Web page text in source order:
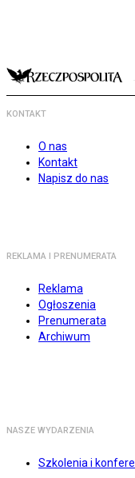
KONTAKT
O nas
Kontakt
Napisz do nas
REKLAMA I PRENUMERATA
Reklama
Ogłoszenia
Prenumerata
Archiwum
NASZE WYDARZENIA
Szkolenia i